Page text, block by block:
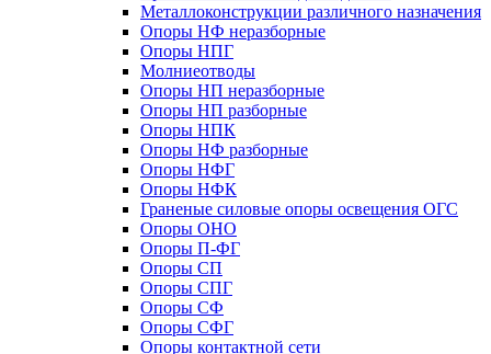
Металлоконструкции различного назначения
Опоры НФ неразборные
Опоры НПГ
Молниеотводы
Опоры НП неразборные
Опоры НП разборные
Опоры НПК
Опоры НФ разборные
Опоры НФГ
Опоры НФК
Граненые силовые опоры освещения ОГС
Опоры ОНО
Опоры П-ФГ
Опоры СП
Опоры СПГ
Опоры СФ
Опоры СФГ
Опоры контактной сети